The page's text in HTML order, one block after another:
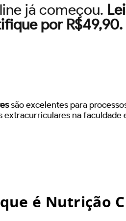
já começou.
por
são excelentes para
extracurriculares na faculdade
é Nutrição